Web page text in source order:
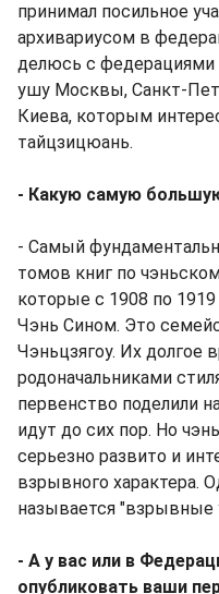
принимал посильное
архивариусом в
делюсь с федерациями
ушу Москвы, Санкт-
Киева, которым
тайцзицюань.
- Какую самую
- Самый
томов книг по
которые с 1908 по
Чэнь Сином. Это
Чэньцзягоу. Их долгое
родоначальниками
первенство поделили
идут до сих пор. Но
серьезно развито и
взрывного характера.
называется "взрывные
- А у вас или в
опубликовать ваши